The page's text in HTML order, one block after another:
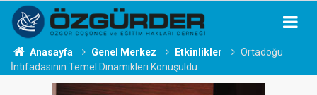
Anasayfa Genel Merkez Etkinlikler
Ortadoğu
İntifadasının Temel Dinamikleri Konuşuldu